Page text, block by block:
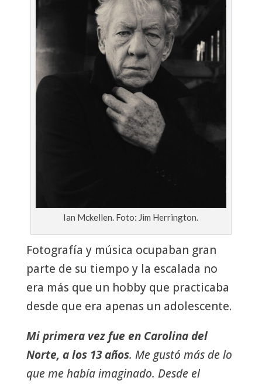
Ian Mckellen. Foto: Jim Herrington.
Fotografía y música ocupaban gran
parte de su tiempo y la escalada no
era más que un hobby que practicaba
desde que era apenas un adolescente.
Mi primera vez fue en Carolina del
Norte, a los 13 años. Me gustó más de lo
que me había imaginado. Desde el